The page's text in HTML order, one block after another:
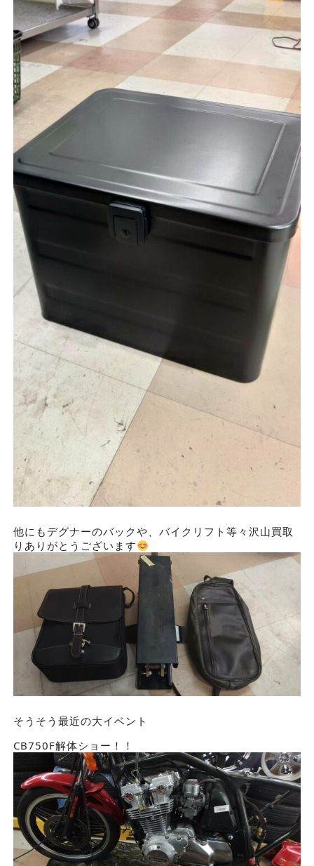
他にもデグナーのバックや、バイクリフト等々沢山買取
りありがとうございます
そうそう最近の大イベント
CB750F解体ショー！！